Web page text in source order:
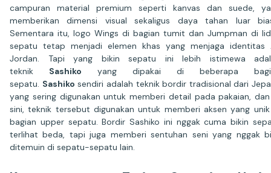
campuran material premium seperti kanvas dan suede,
memberikan dimensi visual sekaligus daya tahan luar
Sementara itu, logo Wings di bagian tumit dan Jumpman di
sepatu tetap menjadi elemen khas yang menjaga identitas
Jordan. Tapi yang bikin sepatu ini lebih istimewa
teknik Sashiko yang dipakai di beberapa
sepatu. Sashiko sendiri adalah teknik bordir tradisional dari
yang sering digunakan untuk memberi detail pada pakaian,
sini, teknik tersebut digunakan untuk memberi aksen yang
bagian upper sepatu. Bordir Sashiko ini nggak cuma bikin
terlihat beda, tapi juga memberi sentuhan seni yang nggak
ditemuin di sepatu-sepatu lain.